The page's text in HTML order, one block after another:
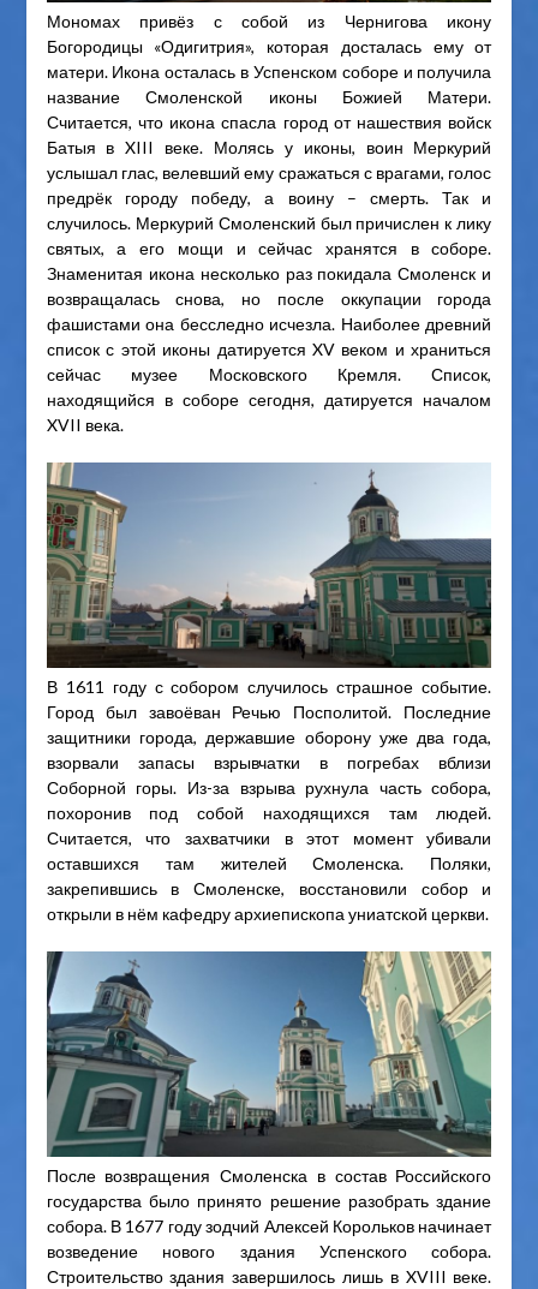
Мономах привёз с собой из Чернигова икону
Богородицы «Одигитрия», которая досталась ему от
матери. Икона осталась в Успенском соборе и получила
название Смоленской иконы Божией Матери.
Считается, что икона спасла город от нашествия войск
Батыя в XIII веке. Молясь у иконы, воин Меркурий
услышал глас, велевший ему сражаться с врагами, голос
предрёк городу победу, а воину – смерть. Так и
случилось. Меркурий Смоленский был причислен к лику
святых, а его мощи и сейчас хранятся в соборе.
Знаменитая икона несколько раз покидала Смоленск и
возвращалась снова, но после оккупации города
фашистами она бесследно исчезла. Наиболее древний
список с этой иконы датируется XV веком и храниться
сейчас музее Московского Кремля. Список,
находящийся в соборе сегодня, датируется началом
XVII века.
В 1611 году с собором случилось страшное событие.
Город был завоёван Речью Посполитой. Последние
защитники города, державшие оборону уже два года,
взорвали запасы взрывчатки в погребах вблизи
Соборной горы. Из-за взрыва рухнула часть собора,
похоронив под собой находящихся там людей.
Считается, что захватчики в этот момент убивали
оставшихся там жителей Смоленска. Поляки,
закрепившись в Смоленске, восстановили собор и
открыли в нём кафедру архиепископа униатской церкви.
После возвращения Смоленска в состав Российского
государства было принято решение разобрать здание
собора. В 1677 году зодчий Алексей Корольков начинает
возведение нового здания Успенского собора.
Строительство здания завершилось лишь в XVIII веке.